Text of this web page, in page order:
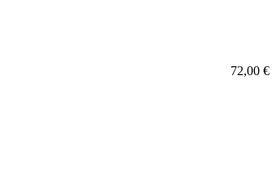
72,00 €